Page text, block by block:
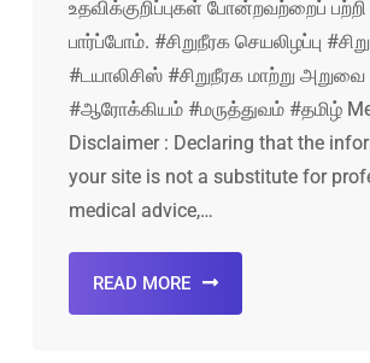
உதவிக்குறிப்புகள் போன்றவற்றைப்
பார்ப்போம். #சிறுநீரக செயலிழப்பு
#டயாலிசிஸ் #சிறுநீரக மாற்று
#ஆரோக்கியம் #மருத்துவம் #தமிழ்
Disclaimer : Declaring that the
your site is not a substitute for
medical advice,…
READ MORE